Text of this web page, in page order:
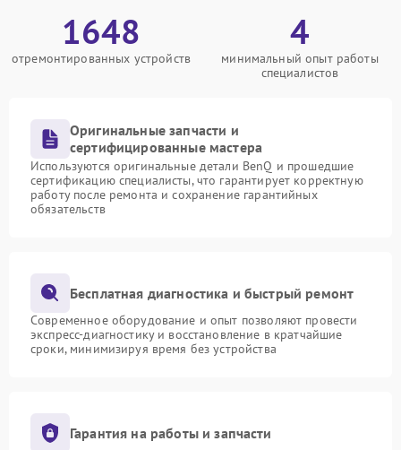
1648
отремонтированных устройств
4
минимальный опыт работы
специалистов
Оригинальные запчасти и
сертифицированные мастера
Используются оригинальные детали BenQ и прошедшие
сертификацию специалисты, что гарантирует корректную
работу после ремонта и сохранение гарантийных
обязательств
Бесплатная диагностика и быстрый ремонт
Современное оборудование и опыт позволяют провести
экспресс-диагностику и восстановление в кратчайшие
сроки, минимизируя время без устройства
Гарантия на работы и запчасти